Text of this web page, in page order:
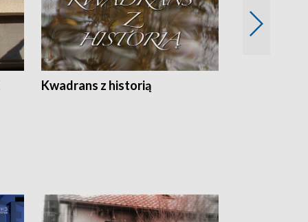
Kwadrans z historią